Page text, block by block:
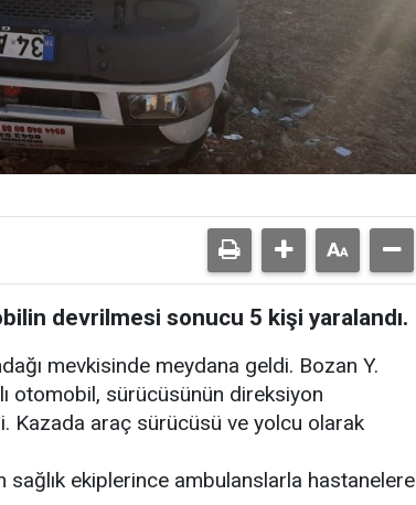
devrilmesi sonucu 5 kişi yaralandı.
mevkisinde meydana geldi. Bozan Y.
otomobil, sürücüsünün direksiyon
Kazada araç sürücüsü ve yolcu olarak
sağlık ekiplerince ambulanslarla hastanelere